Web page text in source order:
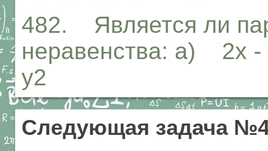
482. Является ли
неравенства: а) 2х
у2
Следующая задача